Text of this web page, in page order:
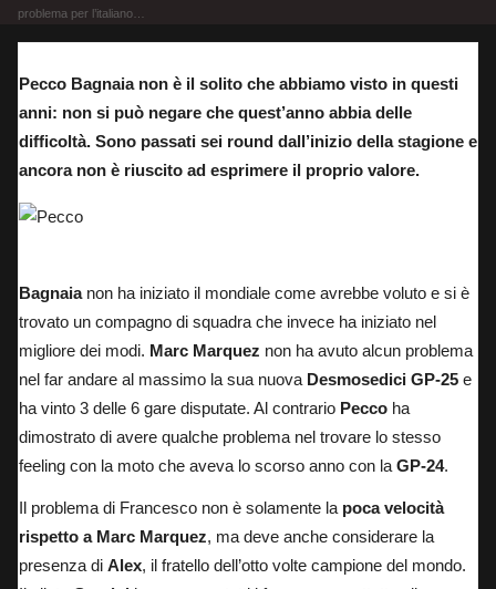
problema per l’italiano…
Pecco Bagnaia non è il solito che abbiamo visto in questi
anni: non si può negare che quest’anno abbia delle
difficoltà. Sono passati sei round dall’inizio della stagione e
ancora non è riuscito ad esprimere il proprio valore.
Bagnaia non ha iniziato il mondiale come avrebbe voluto e si è
trovato un compagno di squadra che invece ha iniziato nel
migliore dei modi. Marc Marquez non ha avuto alcun problema
nel far andare al massimo la sua nuova Desmosedici GP-25 e
ha vinto 3 delle 6 gare disputate. Al contrario Pecco ha
dimostrato di avere qualche problema nel trovare lo stesso
feeling con la moto che aveva lo scorso anno con la GP-24.
Il problema di Francesco non è solamente la poca velocità
rispetto a Marc Marquez, ma deve anche considerare la
presenza di Alex, il fratello dell’otto volte campione del mondo.